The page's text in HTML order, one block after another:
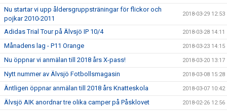
Nu startar vi upp åldersgruppsträningar för flickor och
pojkar 2010-2011
2018-03-29 12:53
Adidas Trial Tour på Älvsjö IP 10/4 2018-03-28 14:11
Månadens lag - P11 Orange 2018-03-23 14:15
Nu öppnar vi anmälan till 2018 års X-pass! 2018-03-20 13:17
Nytt nummer av Älvsjö Fotbollsmagasin 2018-03-08 15:28
Äntligen öppnar anmälan till 2018 års Knatteskola 2018-03-07 10:42
Älvsjö AIK anordnar tre olika camper på Påsklovet 2018-02-26 12:56